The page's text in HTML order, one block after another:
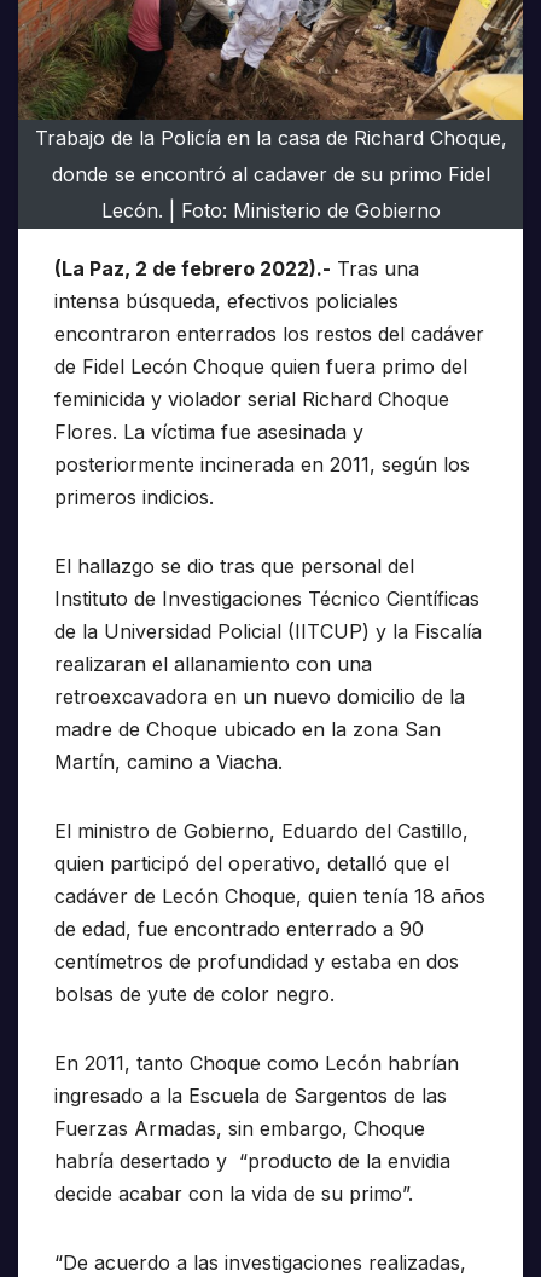
Trabajo de la Policía en la casa de Richard Choque,
donde se encontró al cadaver de su primo Fidel
Lecón. | Foto: Ministerio de Gobierno
(La Paz, 2 de febrero 2022).- Tras una
intensa búsqueda, efectivos policiales
encontraron enterrados los restos del cadáver
de Fidel Lecón Choque quien fuera primo del
feminicida y violador serial Richard Choque
Flores. La víctima fue asesinada y
posteriormente incinerada en 2011, según los
primeros indicios.
El hallazgo se dio tras que personal del
Instituto de Investigaciones Técnico Científicas
de la Universidad Policial (IITCUP) y la Fiscalía
realizaran el allanamiento con una
retroexcavadora en un nuevo domicilio de la
madre de Choque ubicado en la zona San
Martín, camino a Viacha.
El ministro de Gobierno, Eduardo del Castillo,
quien participó del operativo, detalló que el
cadáver de Lecón Choque, quien tenía 18 años
de edad, fue encontrado enterrado a 90
centímetros de profundidad y estaba en dos
bolsas de yute de color negro.
En 2011, tanto Choque como Lecón habrían
ingresado a la Escuela de Sargentos de las
Fuerzas Armadas, sin embargo, Choque
habría desertado y “producto de la envidia
decide acabar con la vida de su primo”.
“De acuerdo a las investigaciones realizadas,